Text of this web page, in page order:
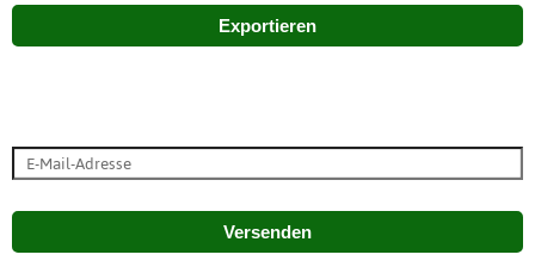
Exportieren
Versenden